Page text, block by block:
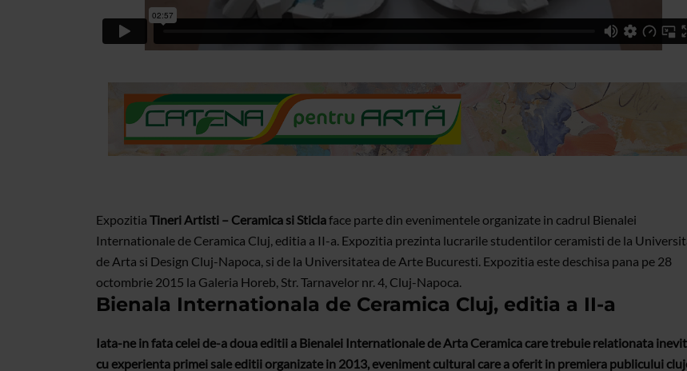
Expozitia Tineri Artisti – Ceramica si Sticlaface parte din evenimentele organizate in cadrul Bienalei
Internationale de Ceramica Cluj, editia a II-a. Expozitia prezinta lucrarile studentilor ceramisti de la
de Arta si Design Cluj-Napoca, si de la Universitatea de Arte Bucuresti. Expozitia este deschisa pana pe 28
octombrie 2015 la Galeria Horeb, Str. Tarnavelor nr. 4, Cluj-Napoca.
Bienala Internationala de Ceramica Cluj, editia a II-a
Iata-ne in fata celei de-a doua editii a Bienalei Internationale de Arta Ceramica care trebuie relationata
cu experienta primei sale editii organizate in 2013, eveniment cultural care a oferit in premiera publicului